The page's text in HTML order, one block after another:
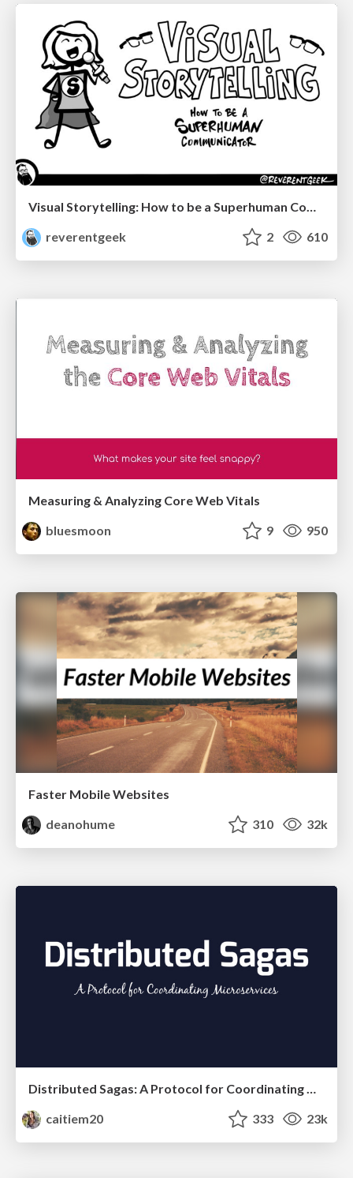
reverentgeek
2 610
Measuring & Analyzing Core Web Vitals
bluesmoon
9 950
Faster Mobile Websites
deanohume
310 32k
Distributed Sagas: A Protocol for Coordinating Microservices
caitiem20
333 23k